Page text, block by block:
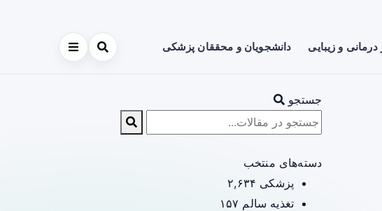
درمانی و زیبایی دانشجویان و محققان پزشکی
جستجو
دسته‌های منتخب
پزشکی ۲,۶۳۴
تغذیه سالم ۱۵۷